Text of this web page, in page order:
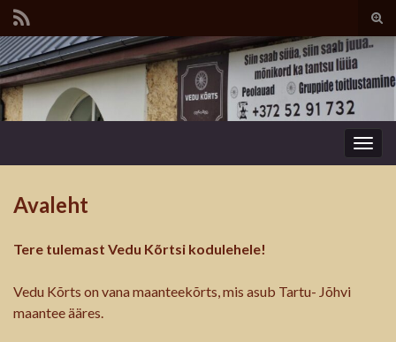
Search for:
Avaleht
Tere tulemast Vedu Kõrtsi kodulehele!
Vedu Kõrts on vana maanteekõrts, mis asub Tartu- Jõhvi
maantee ääres.